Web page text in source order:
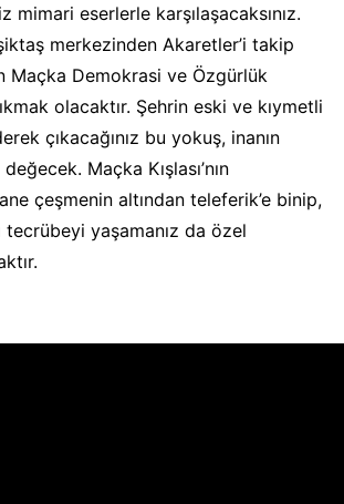
mimari eserlerle karşılaşacaksınız.
merkezinden Akaretler’i takip
Maçka Demokrasi ve Özgürlük
olacaktır. Şehrin eski ve kıymetli
çıkacağınız bu yokuş, inanın
Maçka Kışlası’nın
çeşmenin altından teleferik’e binip,
tecrübeyi yaşamanız da özel